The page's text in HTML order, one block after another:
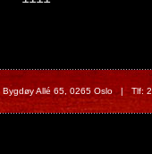
Bygdøy Allé 65, 0265 Oslo |